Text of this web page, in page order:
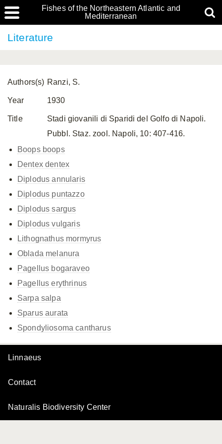
Fishes of the Northeastern Atlantic and
Mediterranean
Literature
Authors(s) Ranzi, S.
Year 1930
Title
Stadi giovanili di Sparidi del Golfo di Napoli.
Pubbl. Staz. zool. Napoli, 10: 407-416.
Boops boops
Dentex dentex
Diplodus annularis
Diplodus puntazzo
Diplodus sargus
Diplodus vulgaris
Lithognathus mormyrus
Oblada melanura
Pagellus bogaraveo
Pagellus erythrinus
Sarpa salpa
Sparus aurata
Spondyliosoma cantharus
Linnaeus
Contact
Naturalis Biodiversity Center